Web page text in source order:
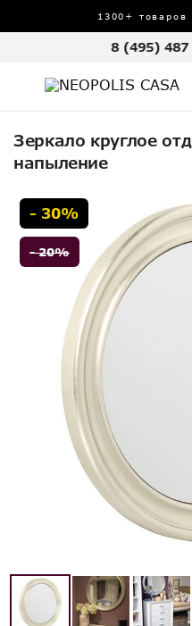
1300+ товаров
8 (495) 487
Зеркало круглое
напыление
- 30%
- 20%